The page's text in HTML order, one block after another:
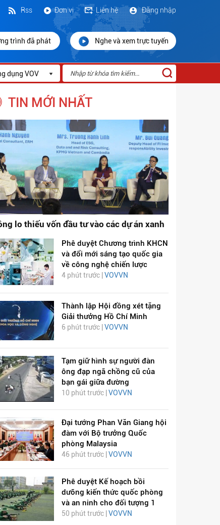
Đăng nhập
Liên hệ
Đơn vị
Rss
trình đã phát Nghe và xem trực tuyến
dụng VOV
TIN MỚI NHẤT
lo thiếu vốn đầu tư vào các dự án xanh
Phê duyệt Chương trình KHCN
và đổi mới sáng tạo quốc gia
về công nghệ chiến lược
4 phút trước | VOVVN
Thành lập Hội đồng xét tặng
Giải thưởng Hồ Chí Minh
6 phút trước | VOVVN
Tạm giữ hình sự người đàn
ông đạp ngã chồng cũ của
bạn gái giữa đường
10 phút trước | VOVVN
Đại tướng Phan Văn Giang hội
đàm với Bộ trưởng Quốc
phòng Malaysia
46 phút trước | VOVVN
Phê duyệt Kế hoạch bồi
dưỡng kiến thức quốc phòng
và an ninh cho đối tượng 1
50 phút trước | VOVVN